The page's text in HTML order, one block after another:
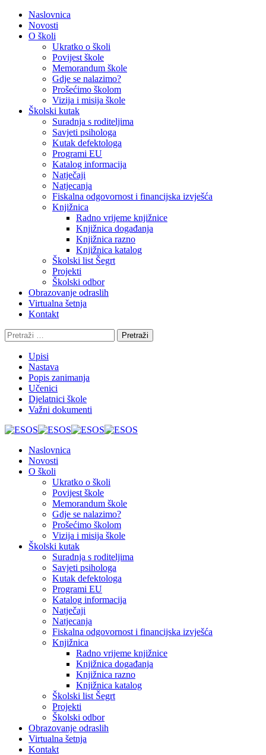
Naslovnica
Novosti
O školi
Ukratko o školi
Povijest škole
Memorandum škole
Gdje se nalazimo?
Prošećimo školom
Vizija i misija škole
Školski kutak
Suradnja s roditeljima
Savjeti psihologa
Kutak defektologa
Programi EU
Katalog informacija
Natječaji
Natjecanja
Fiskalna odgovornost i financijska izvješća
Knjižnica
Radno vrijeme knjižnice
Knjižnica događanja
Knjižnica razno
Knjižnica katalog
Školski list Šegrt
Projekti
Školski odbor
Obrazovanje odraslih
Virtualna šetnja
Kontakt
Pretraži:
Upisi
Nastava
Popis zanimanja
Učenici
Djelatnici škole
Važni dokumenti
Naslovnica
Novosti
O školi
Ukratko o školi
Povijest škole
Memorandum škole
Gdje se nalazimo?
Prošećimo školom
Vizija i misija škole
Školski kutak
Suradnja s roditeljima
Savjeti psihologa
Kutak defektologa
Programi EU
Katalog informacija
Natječaji
Natjecanja
Fiskalna odgovornost i financijska izvješća
Knjižnica
Radno vrijeme knjižnice
Knjižnica događanja
Knjižnica razno
Knjižnica katalog
Školski list Šegrt
Projekti
Školski odbor
Obrazovanje odraslih
Virtualna šetnja
Kontakt